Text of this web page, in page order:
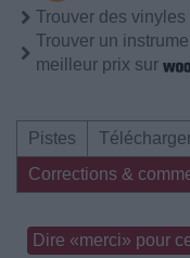
Trouver des
Trouver un
meilleur prix sur
Pistes
Corrections &
Dire «merci» pour